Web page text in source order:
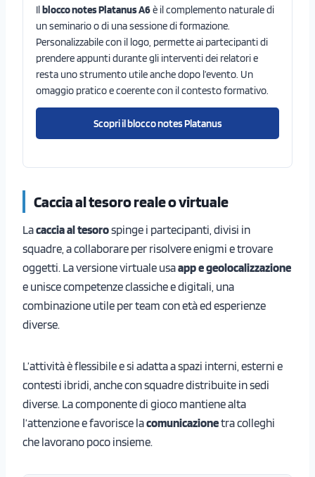
Ilblocco notes Platanus A6è il complemento naturale di
un seminario o di una sessione di formazione.
Personalizzabile con il logo, permette ai partecipanti di
prendere appunti durante gli interventi dei relatori e
resta uno strumento utile anche dopo l’evento. Un
omaggio pratico e coerente con il contesto formativo.
Scopri il blocco notes Platanus
Caccia al tesoro reale o virtuale
Lacaccia al tesorospinge i partecipanti, divisi in
squadre, a collaborare per risolvere enigmi e trovare
oggetti. La versione virtuale usaapp e geolocalizzazione
e unisce competenze classiche e digitali, una
combinazione utile per team con età ed esperienze
diverse.
L’attività è flessibile e si adatta a spazi interni, esterni e
contesti ibridi, anche con squadre distribuite in sedi
diverse. La componente di gioco mantiene alta
l’attenzione e favorisce lacomunicazionetra colleghi
che lavorano poco insieme.